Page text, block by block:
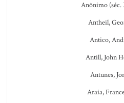
Anônimo
Antheil,
Antico,
Antill, John
Antunes,
Araia,